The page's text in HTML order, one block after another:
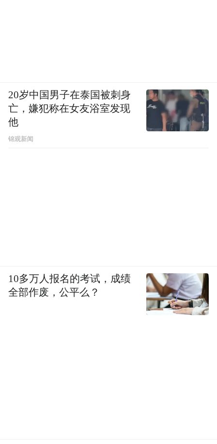
20岁中国男子在泰国被刺身
亡，嫌犯称在女友浴室发现
他
锦观新闻
10多万人报名的考试，成绩
全部作废，公平么？